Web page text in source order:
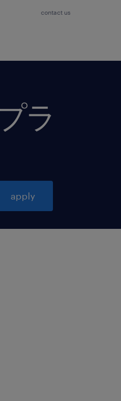
contact us
ラ
apply